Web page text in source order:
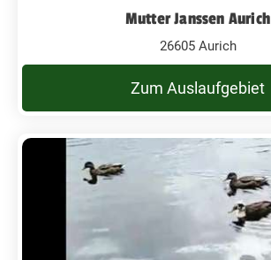
Mutter Janssen Aurich
26605 Aurich
Zum Auslaufgebiet